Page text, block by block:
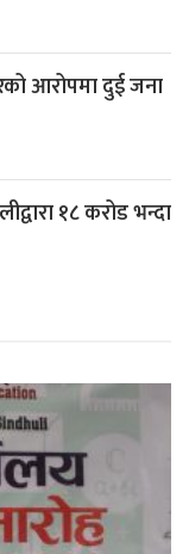
आरोपमा दुई जना
१८ करोड भन्दा